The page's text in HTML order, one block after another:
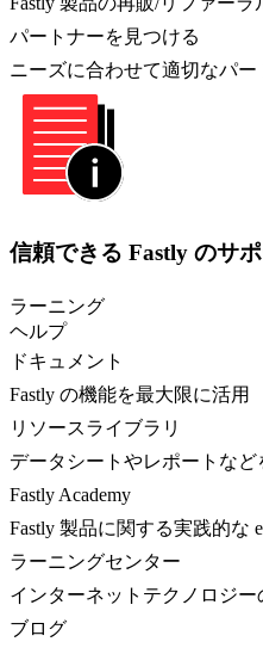
パートナーを見つける
ニーズに合わせて適切なパー
信頼できる Fastly のサ
ラーニング
ヘルプ
ドキュメント
Fastly の機能を最大限に活用
リソースライブラリ
データシートやレポートなど
Fastly Academy
Fastly 製品に関する実践的な
ラーニングセンター
インターネットテクノロジー
ブログ